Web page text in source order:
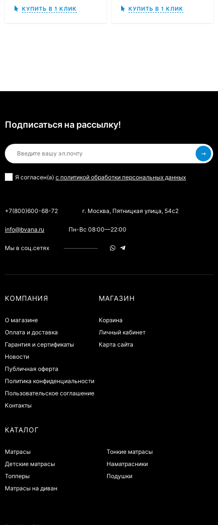
КУПИТЬ В 1 КЛИК КУПИТЬ В 1 КЛИК
Подписаться на рассылкy!
Я согласен(a) с политикой обработки персональных данных
+7(800)600-68-72 г. Москва, Пятницкая улица, 54с2
info@bvana.ru Пн-Вс 08:00—22:00
Мы в соц.сетях
КОМПАНИЯ
О магазине
Оплата и доставка
Гарантия и сертификаты
Новости
Публичная оферта
Политика конфиденциальности
Пользовательское соглашение
Контакты
МАГАЗИН
Корзина
Личный кабинет
Карта сайта
КАТАЛОГ
Матрасы
Детские матрасы
Топперы
Матрасы на диван
Тонкие матрасы
Наматрасники
Подушки